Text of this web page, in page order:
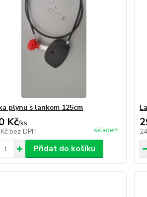
plynu s lankem 125cm
Kč/ks
bez DPH skladem
Přidat do košíku